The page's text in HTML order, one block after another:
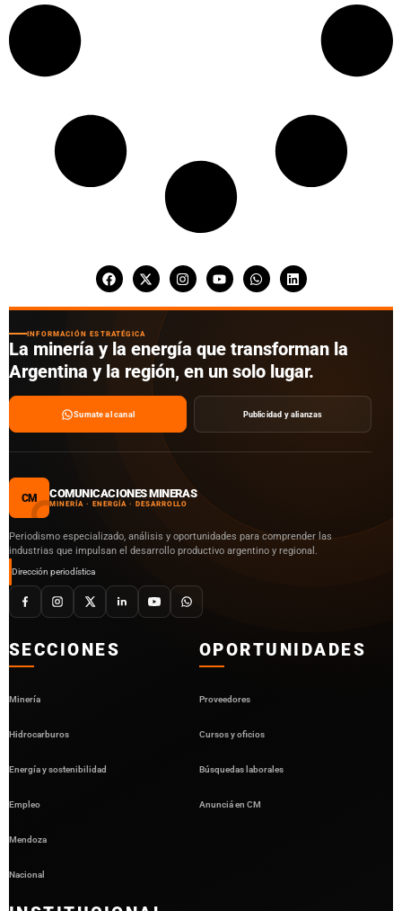
INFORMACIÓN ESTRATÉGICA
La minería y la energía que transforman la
Argentina y la región, en un solo lugar.
Sumate al canal Publicidad y alianzas
CM COMUNICACIONES MINERAS
MINERÍA · ENERGÍA · DESARROLLO
Periodismo especializado, análisis y oportunidades para comprender las
industrias que impulsan el desarrollo productivo argentino y regional.
Dirección periodística
SECCIONES
Minería
Hidrocarburos
Energía y sostenibilidad
Empleo
Mendoza
Nacional
OPORTUNIDADES
Proveedores
Cursos y oficios
Búsquedas laborales
Anunciá en CM